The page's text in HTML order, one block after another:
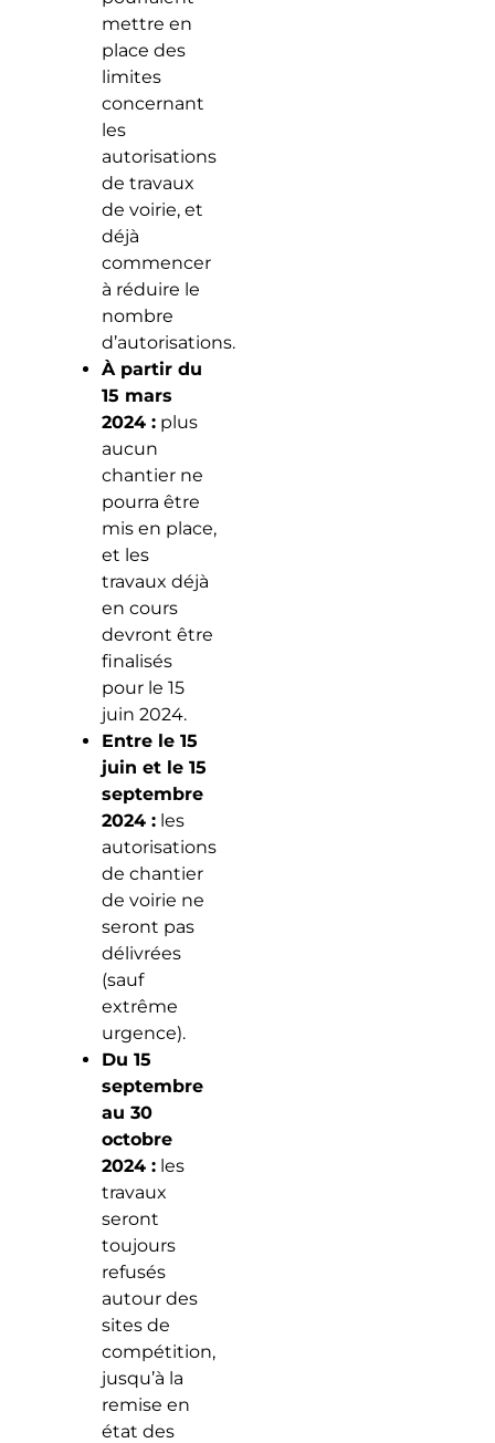
mettre en
place des
limites
concernant
les
autorisations
de travaux
de voirie, et
déjà
commencer
à réduire le
nombre
d’autorisations.
À partir du
15 mars
2024 :plus
aucun
chantier ne
pourra être
mis en place,
et les
travaux déjà
en cours
devront être
finalisés
pour le 15
juin 2024.
Entre le 15
juin et le 15
septembre
2024 :les
autorisations
de chantier
de voirie ne
seront pas
délivrées
(sauf
extrême
urgence).
Du 15
septembre
au 30
octobre
2024 :les
travaux
seront
toujours
refusés
autour des
sites de
compétition,
jusqu’à la
remise en
état des